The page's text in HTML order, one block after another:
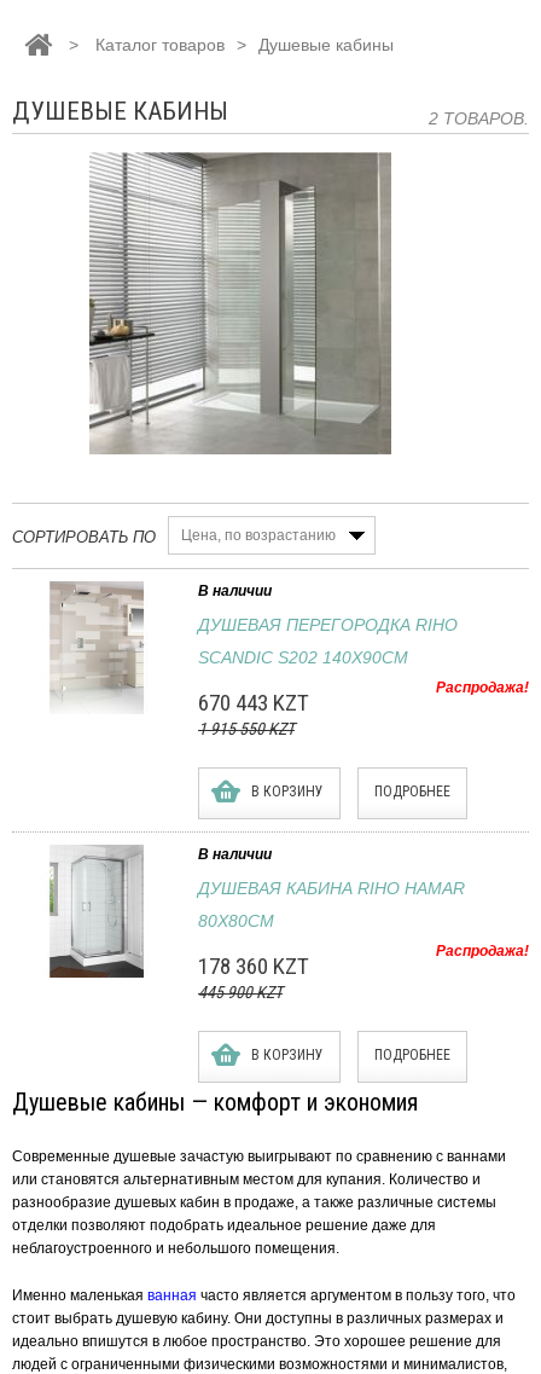
> Каталог товаров > Душевые кабины
ДУШЕВЫЕ КАБИНЫ 2 ТОВАРОВ.
СОРТИРОВАТЬ ПО Цена, по возрастанию
В наличии
ДУШЕВАЯ ПЕРЕГОРОДКА RIHO
SCANDIC S202 140Х90СМ
Распродажа!
670 443 KZT
1 915 550 KZT
В КОРЗИНУ ПОДРОБНЕЕ
В наличии
ДУШЕВАЯ КАБИНА RIHO HAMAR
80X80СМ
Распродажа!
178 360 KZT
445 900 KZT
В КОРЗИНУ ПОДРОБНЕЕ
Душевые кабины — комфорт и экономия
Современные душевые зачастую выигрывают по сравнению с ваннами
или становятся альтернативным местом для купания. Количество и
разнообразие душевых кабин в продаже, а также различные системы
отделки позволяют подобрать идеальное решение даже для
неблагоустроенного и небольшого помещения.
Именно маленькая ванная часто является аргументом в пользу того, что
стоит выбрать душевую кабину. Они доступны в различных размерах и
идеально впишутся в любое пространство. Это хорошее решение для
людей с ограниченными физическими возможностями и минималистов,